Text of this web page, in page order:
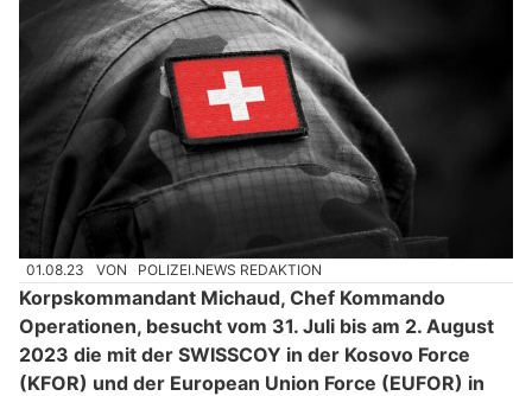
01.08.23 VON POLIZEI.NEWS REDAKTION
Korpskommandant Michaud, Chef Kommando
Operationen, besucht vom 31. Juli bis am 2. August
2023 die mit der SWISSCOY in der Kosovo Force
(KFOR) und der European Union Force (EUFOR) in